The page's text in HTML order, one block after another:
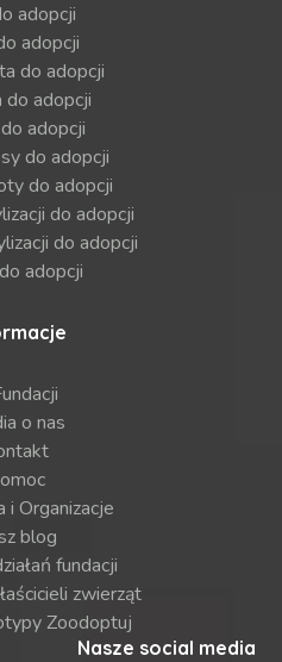
adopcji
adopcji
do adopcji
do adopcji
adopcji
do adopcji
do adopcji
do adopcji
do adopcji
adopcji
o nas
i Organizacje
blog
fundacji
zwierząt
Zoodoptuj
Nasze social media